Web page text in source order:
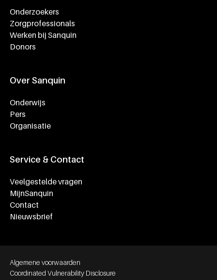
Onderzoekers
Zorgprofessionals
Werken bij Sanquin
Donors
Over Sanquin
Onderwijs
Pers
Organisatie
Service & Contact
Veelgestelde vragen
MijnSanquin
Contact
Nieuwsbrief
Footer bottom navigation
Algemene voorwaarden
Coordinated Vulnerability Disclosure